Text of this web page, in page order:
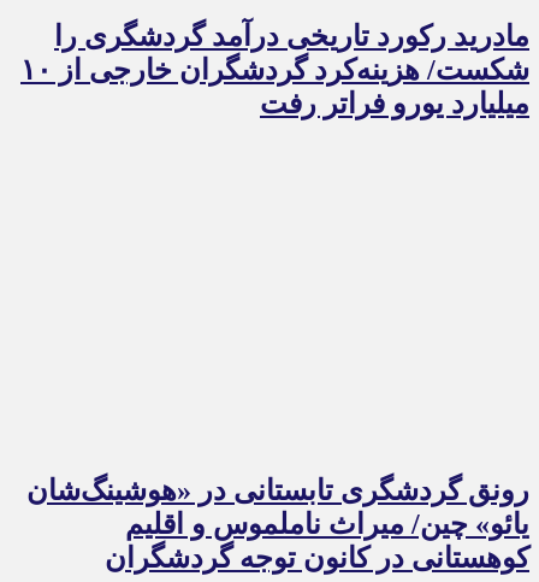
مادرید رکورد تاریخی درآمد گردشگری را
شکست/ هزینه‌کرد گردشگران خارجی از ۱۰
میلیارد یورو فراتر رفت
رونق گردشگری تابستانی در «هوشینگ‌شان
یائو» چین/ میراث ناملموس و اقلیم
کوهستانی در کانون توجه گردشگران